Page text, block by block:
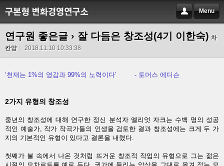
Menu
연구원 좋은글 › 잘 다듬은 창조성(4기 이한숙) 차
칸양
2018.11.10 10:33:38
‘천재는 1%의 영감과 99%의 노력이다’ - 토머스 에디슨
2가지 유형의 창조성
중년의 창조성에 대해 연구한 정신 분석자 엘리엇 자크는 수백 명의 성공
적인 예술가, 작가 작곡가들의 인생을 검토한 결과 창조성에는 크게 두 가
지의 기본적인 유형이 있다고 결론을 내렸다.
첫째가 불 속에서 나온 것처럼 뜨거운 창조적 작업의 유형으로 그는 젊은